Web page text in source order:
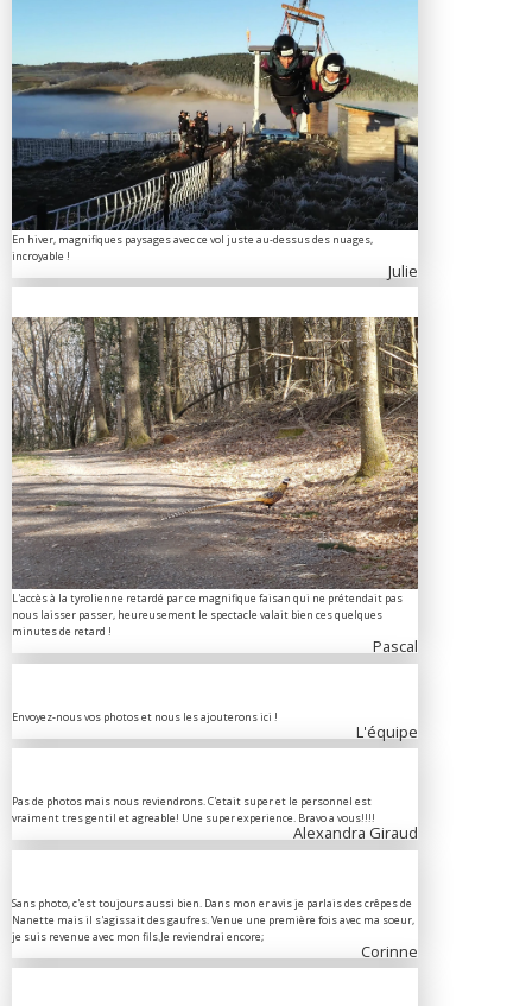
En hiver, magnifiques paysages avec ce vol juste au-dessus des nuages,
incroyable !
Julie
L'accès à la tyrolienne retardé par ce magnifique faisan qui ne prétendait pas
nous laisser passer, heureusement le spectacle valait bien ces quelques
minutes de retard !
Pascal
Envoyez-nous vos photos et nous les ajouterons ici !
L'équipe
Pas de photos mais nous reviendrons. C'etait super et le personnel est
vraiment tres gentil et agreable! Une super experience. Bravo a vous!!!!
Alexandra Giraud
Sans photo, c'est toujours aussi bien. Dans mon er avis je parlais des crêpes de
Nanette mais il s'agissait des gaufres. Venue une première fois avec ma soeur,
je suis revenue avec mon fils.Je reviendrai encore;
Corinne